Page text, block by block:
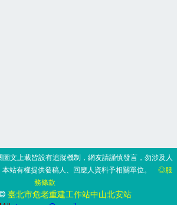
圖文上載皆設有追蹤機制，網友請謹慎發言，勿涉及人
本站有權提供發稿人、回應人資料予相關單位。 ◎服
務條款
臺北市危老重建工作站中山北安站